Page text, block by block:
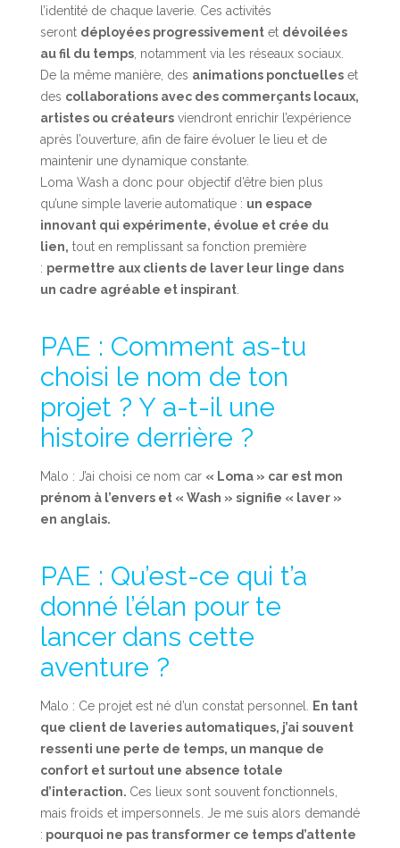
l’identité de chaque laverie. Ces activités
seront déployées progressivement et dévoilées
au fil du temps , notamment via les réseaux sociaux.
De la même manière, des animations ponctuelles et
des collaborations avec des commerçants locaux,
artistes ou créateurs viendront enrichir l’expérience
après l’ouverture, afin de faire évoluer le lieu et de
maintenir une dynamique constante.
Loma Wash a donc pour objectif d’être bien plus
qu’une simple laverie automatique : un espace
innovant qui expérimente, évolue et crée du
lien, tout en remplissant sa fonction première
: permettre aux clients de laver leur linge dans
un cadre agréable et inspirant
PAE : Comment as-tu
choisi le nom de ton
projet ? Y a-t-il une
histoire derrière ?
Malo : J’ai choisi ce nom car « Loma » car est mon
prénom à l’envers et « Wash » signifie « laver »
en anglais.
PAE : Qu’est-ce qui t’a
donné l’élan pour te
lancer dans cette
aventure ?
Malo : Ce projet est né d’un constat personnel.
En tant
que client de laveries automatiques, j’ai souvent
ressenti une perte de temps, un manque de
confort et surtout une absence totale
d’interaction. Ces lieux sont souvent fonctionnels,
mais froids et impersonnels. Je me suis alors demandé
: pourquoi ne pas transformer ce temps d’attente